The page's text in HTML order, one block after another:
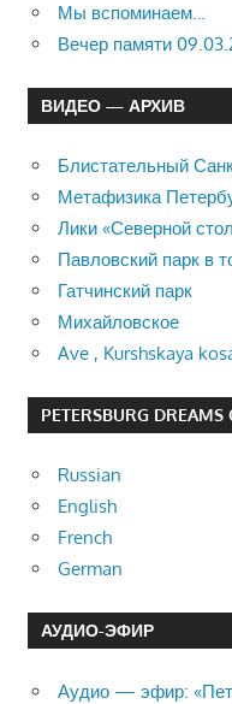
Мы вспоминаем…
Вечер памяти
ВИДЕО — АРХИВ
Блистательный
Метафизика
Лики «Северной
Павловский парк в
Гатчинский парк
Михайловское
Ave , Kurshskaya
PETERSBURG DREAMS
Russian
English
French
German
АУДИО-ЭФИР
Аудио — эфир: